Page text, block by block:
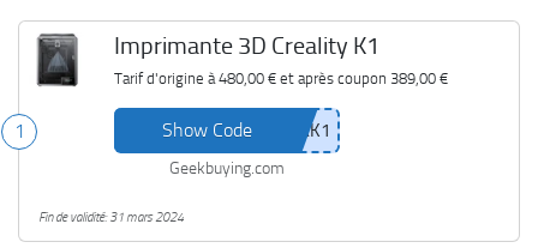
1
Imprimante 3D Creality K1
Tarif d'origine à480,00 €et après coupon 389,00 €
Show Code
Geekbuying.com
Fin de validité: 31 mars 2024